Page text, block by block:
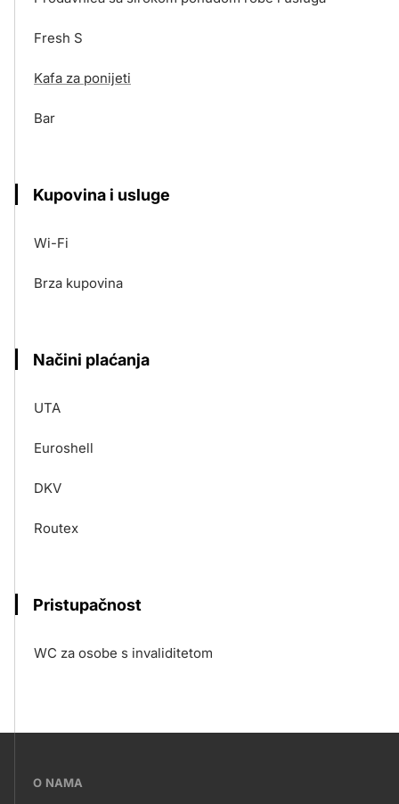
Fresh S
Kafa za ponijeti
Bar
Kupovina i usluge
Wi-Fi
Brza kupovina
Načini plaćanja
UTA
Euroshell
DKV
Routex
Pristupačnost
WC za osobe s invaliditetom
???O NAMA